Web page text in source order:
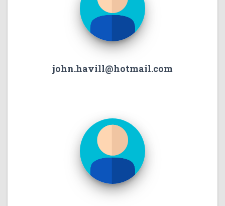
john.havill@hotmail.com